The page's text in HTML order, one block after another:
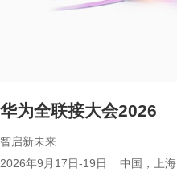
华为全联接大会2026
智启新未来
2026年9月17日-19日 中国，上海